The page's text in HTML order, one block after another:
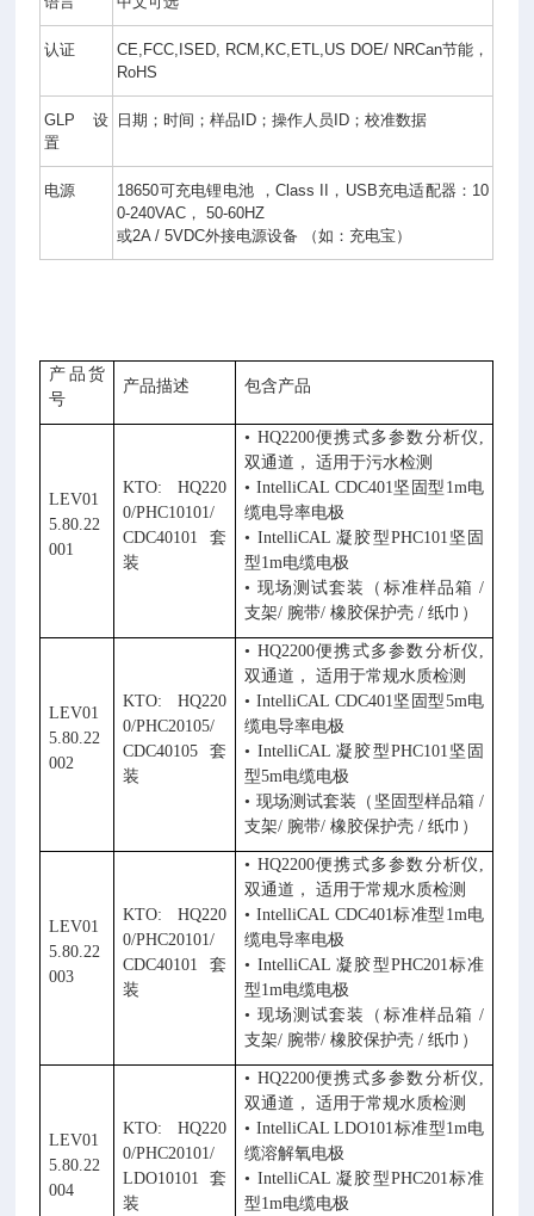
认证 CE,FCC,ISED, RCM,KC,ETL,US DOE/ NRCan节能，
RoHS
GLP设
置
日期；时间；样品 ID ；操作人员 ID ；校准数据
电源 18650可充电锂电池 ， Class II ， USB充电适配器： 10
0-240VAC ， 50-60HZ
或2A / 5VDC外接电源设备 （如：充电宝）
产品货
号
产品描述 包含产品
LEV01
5.80.22
001
KTO: HQ220
0/PHC10101/
CDC40101套
装
• HQ2200便携式多参数分析仪 ,
双通道， 适用于污水检测
•IntelliCAL CDC401坚固型 1m电
缆电导率电极
• IntelliCAL凝胶型PHC101 坚固
型1m电缆电极
• 现场测试套装（标准样品箱/
支架/ 腕带/橡胶保护壳/纸巾）
LEV01
5.80.22
002
KTO: HQ220
0/PHC20105/
CDC40105套
装
• HQ2200便携式多参数分析仪 ,
双通道， 适用于常规水质检测
•IntelliCAL CDC401坚固型5m电
缆电导率电极
• IntelliCAL凝胶型PHC101 坚固
型5m电缆电极
• 现场测试套装（坚固型样品箱/
支架/ 腕带/橡胶保护壳/纸巾）
LEV01
5.80.22
003
KTO: HQ220
0/PHC20101/
CDC40101套
装
• HQ2200便携式多参数分析仪 ,
双通道， 适用于常规水质检测
•IntelliCAL CDC401标准型 1m电
缆电导率电极
• IntelliCAL凝胶型PHC201标准
型1m电缆电极
• 现场测试套装（标准样品箱/
支架/ 腕带/橡胶保护壳/纸巾）
LEV01
5.80.22
004
KTO: HQ220
0/PHC20101/
LDO10101套
装
• HQ2200便携式多参数分析仪 ,
双通道， 适用于常规水质检测
• IntelliCAL LDO101标准型1m电
缆溶解氧电极
• IntelliCAL凝胶型PHC201标准
型1m电缆电极